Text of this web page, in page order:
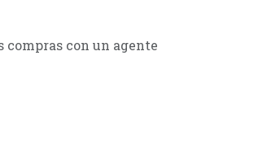
con un agente